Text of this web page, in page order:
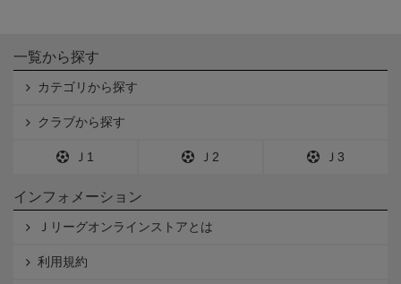
一覧から探す
カテゴリから探す
クラブから探す
Ｊ1 Ｊ2 Ｊ3
インフォメーション
Ｊリーグオンラインストアとは
利用規約